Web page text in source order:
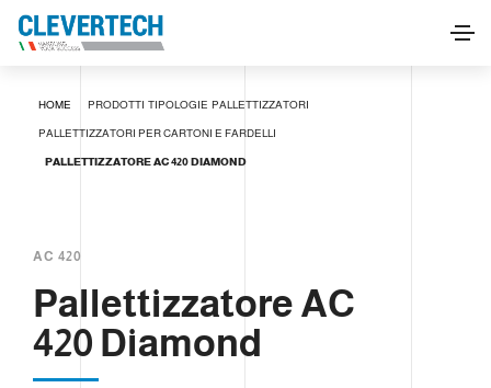
HOME PRODOTTI TIPOLOGIE PALLETTIZZATORI
PALLETTIZZATORI PER CARTONI E FARDELLI
PALLETTIZZATORE AC 420 DIAMOND
AC 420
Pallettizzatore AC
420 Diamond
RICHIEDI INFORMAZIONI